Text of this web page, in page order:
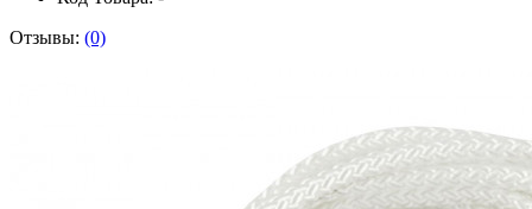
Отзывы: (0)